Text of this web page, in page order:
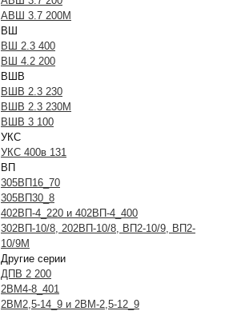
АВШ 3.7 200М
ВШ
ВШ 2.3 400
ВШ 4.2 200
ВШВ
ВШВ 2.3 230
ВШВ 2.3 230М
ВШВ 3 100
УКС
УКС 400в 131
ВП
305ВП16_70
305ВП30_8
402ВП-4_220 и 402ВП-4_400
302ВП-10/8, 202ВП-10/8, ВП2-10/9, ВП2-
10/9М
Другие серии
ДПВ 2 200
2ВМ4-8_401
2ВМ2,5-14_9 и 2ВМ-2,5-12_9